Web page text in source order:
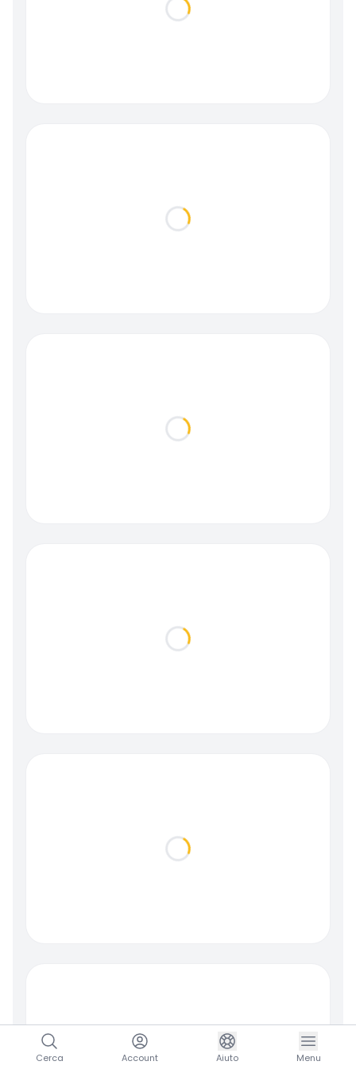
Loading...
Loading...
Loading...
Loading...
Loading...
Cerca Account Aiuto Menu